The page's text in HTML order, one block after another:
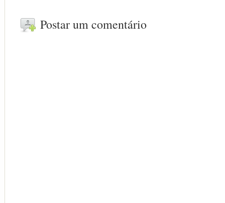
Postar um comentário